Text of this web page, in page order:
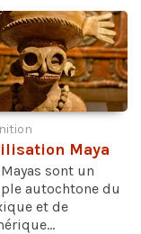
Maya
sont un
autochtone du
et de